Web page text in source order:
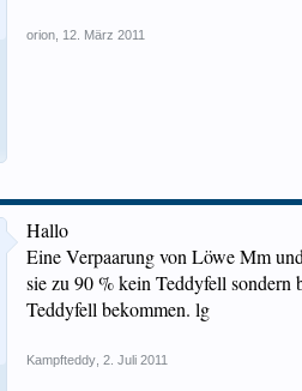
orion 12. März 2011
Hallo
Eine Verpaarung von Löwe Mm
sie zu 90 % kein Teddyfell
Teddyfell bekommen. lg
Kampfteddy 2. Juli 2011